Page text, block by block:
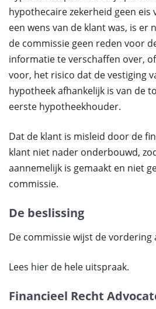
hypothecaire zekerheid geen eis
een wens van de klant was, is er
de commissie geen reden voor
informatie te verschaffen over,
voor, het risico dat de vestiging
hypotheek afhankelijk is van de
eerste hypotheekhouder.
Dat de klant is misleid door de
klant niet nader onderbouwd,
aannemelijk is gemaakt en niet
commissie.
De beslissing
De commissie wijst de vordering
Lees hier de hele uitspraak.
Financieel Recht